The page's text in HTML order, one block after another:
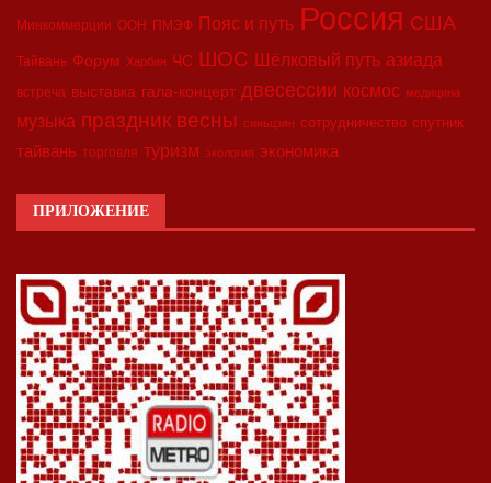
Минкоммерции ООН ПМЭФ Пояс и путь Россия США
Тайвань Форум Харбин ЧС ШОС Шёлковый путь азиада
встреча выставка гала-концерт двесессии космос медицина
музыка праздник весны синьцзян сотрудничество спутник
тайвань торговля туризм экология экономика
ПРИЛОЖЕНИЕ